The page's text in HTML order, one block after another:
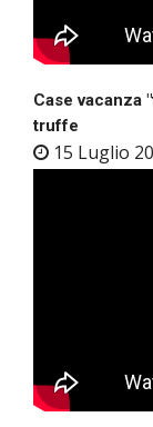
Case vacanza
truffe
15 Luglio